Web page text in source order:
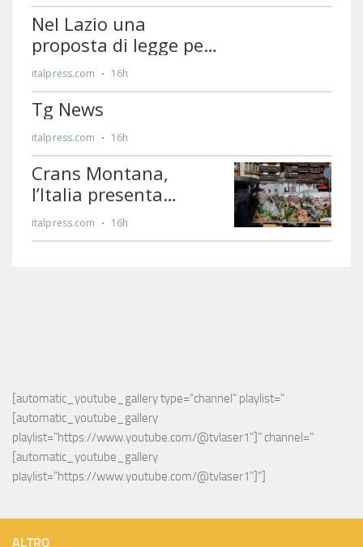
[automatic_youtube_gallery type="channel" playlist="
[automatic_youtube_gallery
playlist="https://www.youtube.com/@tvlaser1"]" channel="
[automatic_youtube_gallery
playlist="https://www.youtube.com/@tvlaser1"]"]
ALTRO